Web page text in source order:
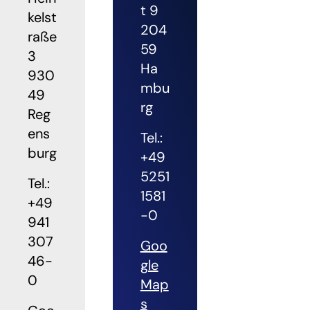
kelst
raße
3
930
49
Reg
ens
burg
Tel.:
+49
941
307
46-
0
t 9
204
59
Ha
mbu
rg
Tel.:
+49
5251
1581
-0
Goo
gle
Map
s